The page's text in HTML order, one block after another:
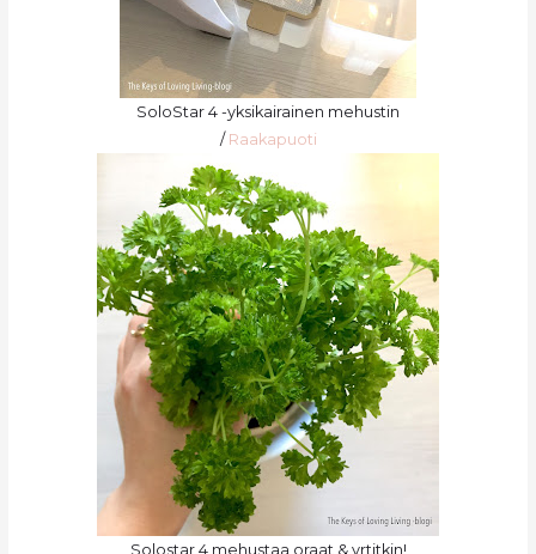
SoloStar 4 -yksikairainen mehustin
/ Raakapuoti
Solostar 4 mehustaa oraat & yrtitkin!